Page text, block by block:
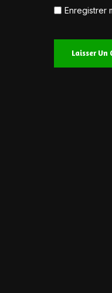
Enregistrer